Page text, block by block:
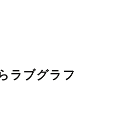
ラブグラフ